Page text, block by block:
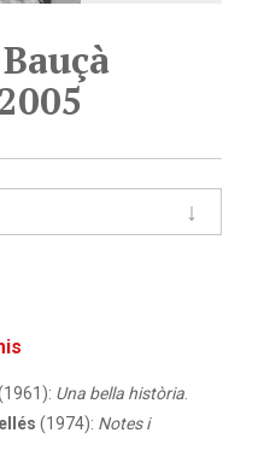
Una bella història
(1974): Notes i